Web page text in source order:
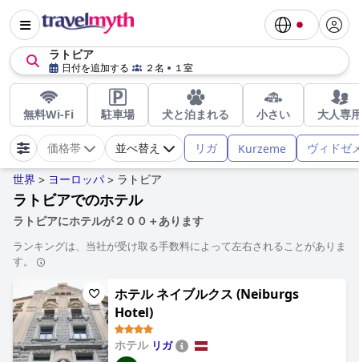
ラトビア
日付を追加する ２名 １室
無料Wi-Fi 駐車場 犬と泊まれる 小さい 大人専
価格帯 並べ替え リガ Kurzeme ヴィドゼ
世界 > ヨーロッパ > ラトビア
ラトビアでのホテル
ラトビアにホテルが２００＋あります
ランキングは、当社が受け取る手数料によって左右されることがありま
す。
ホテル ネイブルクス (Neiburgs
Hotel)
ホテル リガ